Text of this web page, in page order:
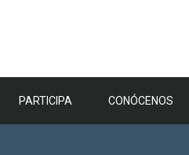
PARTICIPA CONÓCENOS